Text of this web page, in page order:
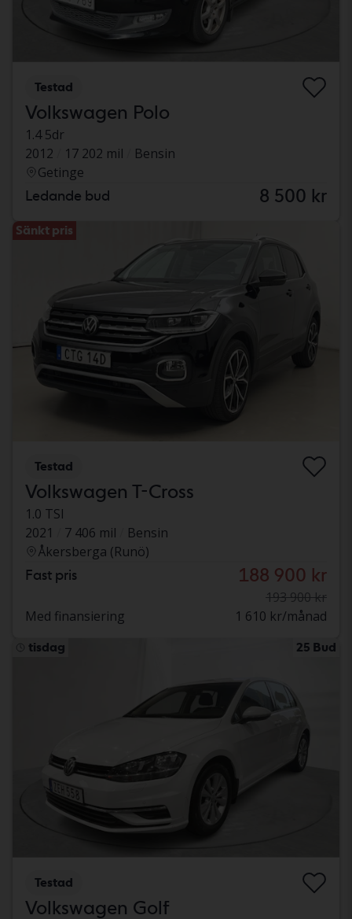
Testad
Volkswagen Polo
1.4 5dr
2012
17 202 mil
Bensin
Getinge
Ledande bud 8 500 kr
Sänkt pris
Testad
Volkswagen T-Cross
1.0 TSI
2021
7 406 mil
Bensin
Åkersberga (Runö)
Fast pris 188 900 kr
193 900 kr
Med finansiering
1 610 kr/månad
tisdag 25 Bud
Testad
Volkswagen Golf